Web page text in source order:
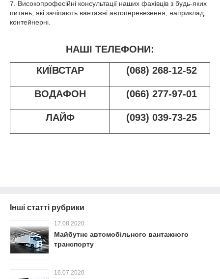
7. Високопрофесійні консультації наших фахівців з будь-яких
питань, які зачіпають вантажні автоперевезення, наприклад,
контейнерні.
НАШІ ТЕЛЕФОНИ:
КИЇВСТАР
(068) 268-12-52
ВОДАФОН (066) 277-97-01
ЛАЙФ (093) 039-73-25
Інші статті рубрики
17.08.2020
Майбутнє автомобільного вантажного
транспорту
16.07.2020